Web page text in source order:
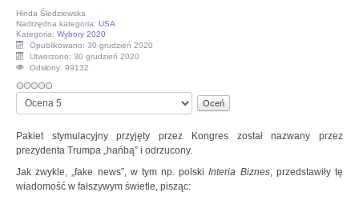
TURNIEJE
OPINIE, KONTROWERSJE
POLITYKA
FILMIKI
Z ARCHIWUM
Hinda Śledziewska
Nadrzędna kategoria: USA
Kategoria: Wybory 2020
Opublikowano: 30 grudzień 2020
Utworzono: 30 grudzień 2020
Odsłony: 99132
Proszę,
oceń
Pakiet stymulacyjny przyjęty przez Kongres został nazwany przez
prezydenta Trumpa „hańbą” i odrzucony.
Jak zwykle, „fake news”, w tym np. polskiInteria Biznes, przedstawiły tę
wiadomość w fałszywym świetle, pisząc: